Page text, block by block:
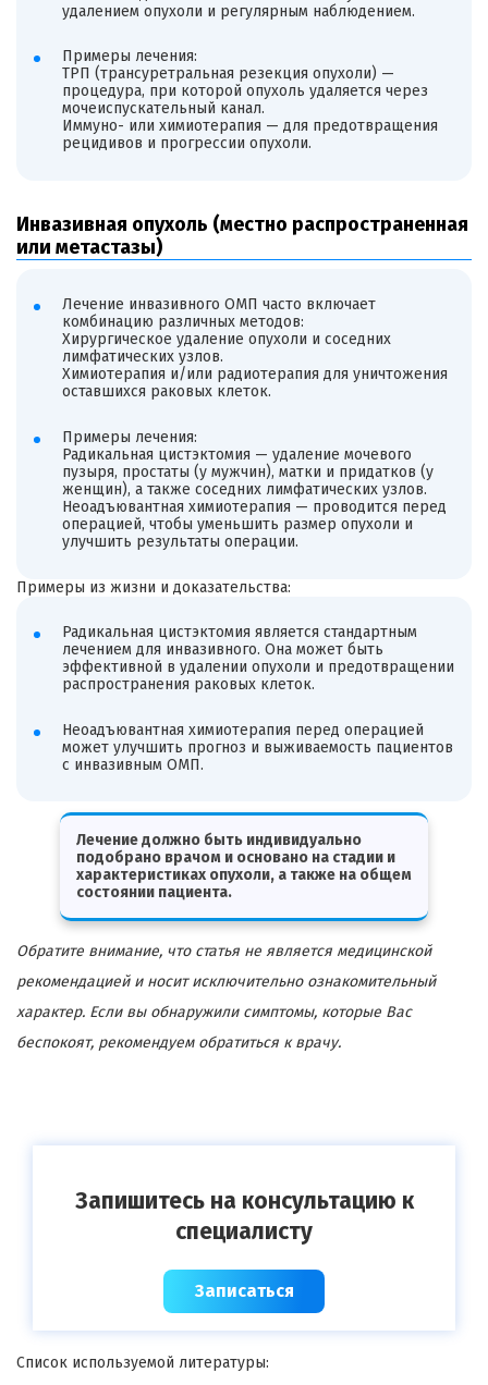
удалением опухоли и регулярным наблюдением.
Примеры лечения:
ТРП (трансуретральная резекция опухоли) —
процедура, при которой опухоль удаляется через
мочеиспускательный канал.
Иммуно- или химиотерапия — для предотвращения
рецидивов и прогрессии опухоли.
Инвазивная опухоль (местно распространенная
или метастазы)
Лечение инвазивного ОМП часто включает
комбинацию различных методов:
Хирургическое удаление опухоли и соседних
лимфатических узлов.
Химиотерапия и/или радиотерапия для уничтожения
оставшихся раковых клеток.
Примеры лечения:
Радикальная цистэктомия — удаление мочевого
пузыря, простаты (у мужчин), матки и придатков (у
женщин), а также соседних лимфатических узлов.
Неоадъювантная химиотерапия — проводится перед
операцией, чтобы уменьшить размер опухоли и
улучшить результаты операции.
Примеры из жизни и доказательства:
Радикальная цистэктомия является стандартным
лечением для инвазивного. Она может быть
эффективной в удалении опухоли и предотвращении
распространения раковых клеток.
Неоадъювантная химиотерапия перед операцией
может улучшить прогноз и выживаемость пациентов
с инвазивным ОМП.
Лечение должно быть индивидуально
подобрано врачом и основано на стадии и
характеристиках опухоли, а также на общем
состоянии пациента.
Обратите внимание, что статья не является медицинской
рекомендацией и носит исключительно ознакомительный
характер. Если вы обнаружили симптомы, которые Вас
беспокоят, рекомендуем обратиться к врачу.
Запишитесь на консультацию к
специалисту
Записаться
Список используемой литературы: